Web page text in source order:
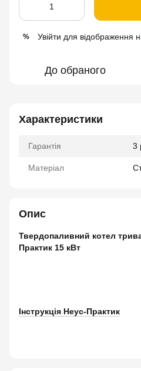
% Увійти для відображення
До обраного
Характеристики
Гарантія 3
Матеріал
Опис
Твердопаливний котел
Практик 15 кВт
Інструкція Неус-Практик